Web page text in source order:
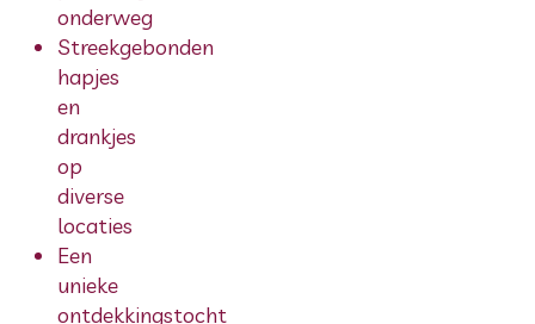
onderweg
Streekgebonden
hapjes
en
drankjes
op
diverse
locaties
Een
unieke
ontdekkingstocht